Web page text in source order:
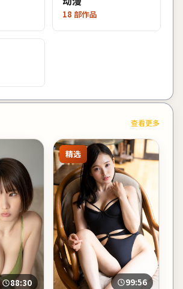
18 部作品
查看更多
88:30
精选
99:56